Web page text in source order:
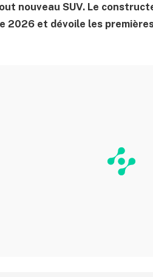
nouveau SUV. Le
2026 et dévoile les